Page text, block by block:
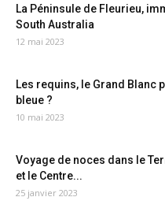
La Péninsule de Fleurieu,
South Australia
12 mai 2023
Les requins, le Grand Blanc
bleue ?
10 mai 2023
Voyage de noces dans le
et le Centre...
25 janvier 2023